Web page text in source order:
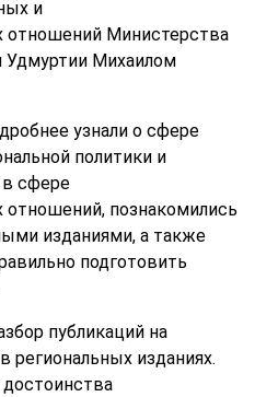
и
Министерства
Удмуртии Михаилом
узнали о сфере
политики и
в сфере
познакомились
изданиями, а также
подготовить
публикаций на
региональных изданиях.